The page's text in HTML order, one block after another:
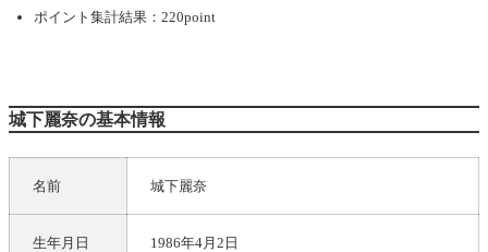
ポイント集計結果：220point
城下麗奈の基本情報
名前 城下麗奈
生年月日 1986年4月2日